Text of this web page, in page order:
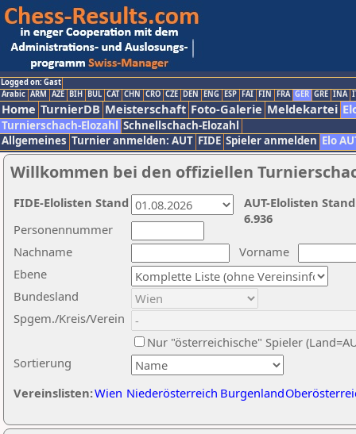
Logged on: Gast
Arabic ARM AZE BIH BUL CAT CHN CRO CZE DEN ENG ESP FAI FIN FRA GER GRE INA
Home TurnierDB Meisterschaft Foto-Galerie Meldekartei
Turnierschach-Elozahl Schnellschach-Elozahl
Allgemeines Turnier anmelden: AUT FIDE Spieler anmelden Elo
Willkommen bei den offiziellen
Nachname
Vorname
Ebene
Sortierung
Personennummer
Bundesland
Spgem./Kreis/Verein
Nur "österreichische" Spieler
Vereinslisten:Wien Niederösterreich Burgenland
AUT-Elolisten
6.936
FIDE-Elolisten Stand